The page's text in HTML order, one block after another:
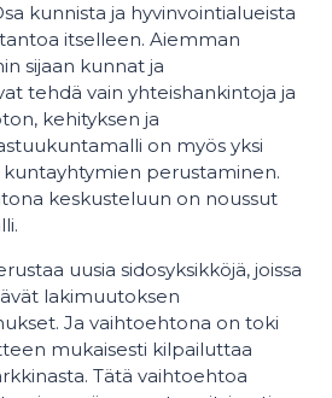
kunnista ja hyvinvointialueista
itselleen. Aiemman
sijaan kunnat ja
tehdä vain yhteishankintoja ja
kehityksen ja
on myös yksi
kuntayhtymien perustaminen.
keskusteluun on noussut
uusia sidosyksikköjä, joissa
lakimuutoksen
Ja vaihtoehtona on toki
mukaisesti kilpailuttaa
Tätä vaihtoehtoa